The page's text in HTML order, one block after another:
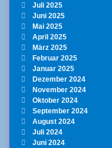
Juli 2025
Juni 2025
Mai 2025
April 2025
März 2025
Februar 2025
Januar 2025
Dezember 2024
November 2024
Oktober 2024
September 2024
August 2024
Juli 2024
Juni 2024